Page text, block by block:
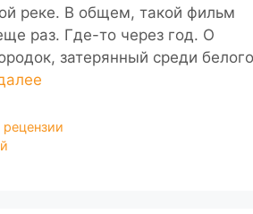
реке. В общем, такой фильм
раз. Где-то через год. О
затерянный среди белого